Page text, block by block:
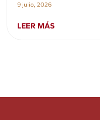
9 julio, 2026
LEER MÁS